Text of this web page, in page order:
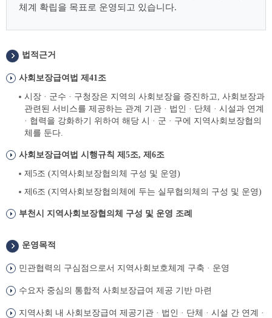
체계 확립을 목표로 운영되고 있습니다.
법적근거
사회보장급여법 제41조
시장 · 군수 · 구청장은 지역의 사회보장을 증진하고, 사회보장과
관련된 서비스를 제공하는 관계 기관 · 법인 · 단체 · 시설과 연계
· 협력을 강화하기 위하여 해당 시 · 군 · 구에 지역사회보장협의
체를 둔다.
사회보장급여법 시행규칙 제5조, 제6조
제5조 (지역사회보장협의체 구성 및 운영)
제6조 (지역사회보장협의체에 두는 실무협의체의 구성 및 운영)
부천시 지역사회보장협의체 구성 및 운영 조례
운영목적
민관협력의 구심점으로서 지역사회보호체계 구축 · 운영
수요자 중심의 통합적 사회보장급여 제공 기반 마련
지역사회 내 사회보장급여 제공기관 · 법인 · 단체 · 시설 간 연계 ·